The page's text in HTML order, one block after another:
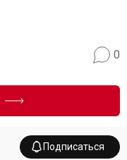
0
Подписаться